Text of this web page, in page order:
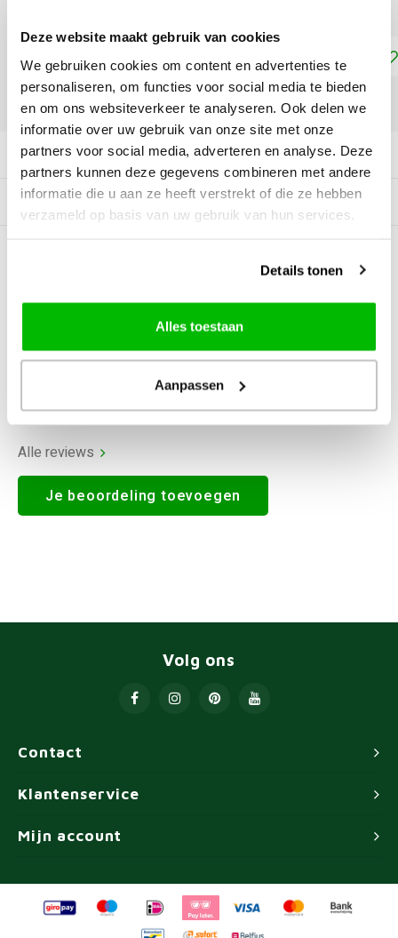
Deze website maakt gebruik van cookies
We gebruiken cookies om content en advertenties te
personaliseren, om functies voor social media te bieden
en om ons websiteverkeer te analyseren. Ook delen we
informatie over uw gebruik van onze site met onze
partners voor social media, adverteren en analyse. Deze
partners kunnen deze gegevens combineren met andere
informatie die u aan ze heeft verstrekt of die ze hebben
verzameld op basis van uw gebruik van hun services.
Details tonen
Alles toestaan
Aanpassen
Toevoegen aan winkelwagen
DELEN:
Productomschrijving
Gerelateerde producten
0Reviews
Alle reviews
Je beoordeling toevoegen
Contact
Volg ons
Klantenservice
Mijn account